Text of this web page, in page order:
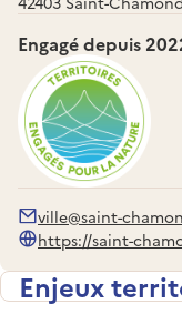
Engagé depuis
ville@saint-
https://saint-
Enjeux